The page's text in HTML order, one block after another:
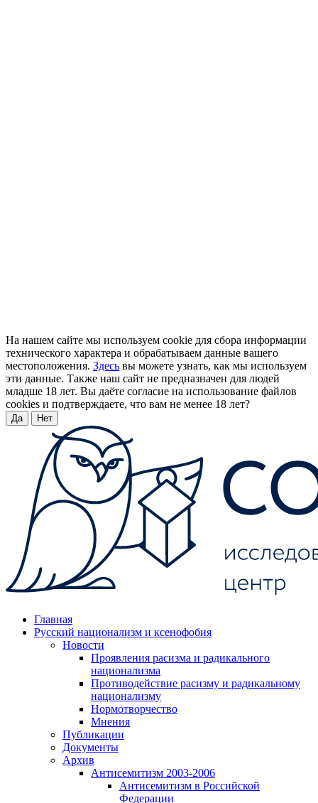
На нашем сайте мы используем cookie для сбора информации
технического характера и обрабатываем данные вашего
местоположения. Здесь вы можете узнать, как мы используем
эти данные. Также наш сайт не предназначен для людей
младше 18 лет. Вы даёте согласие на использование файлов
cookies и подтверждаете, что вам не менее 18 лет?
Да Нет
Главная
Русский национализм и ксенофобия
Новости
Проявления расизма и радикального
национализма
Противодействие расизму и радикальному
национализму
Нормотворчество
Мнения
Публикации
Документы
Архив
Антисемитизм 2003-2006
Антисемитизм в Российской
Федерации